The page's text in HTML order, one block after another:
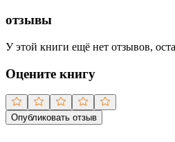
отзывы
У этой книги ещё нет отзывов,
Оцените книгу
Опубликовать отзыв